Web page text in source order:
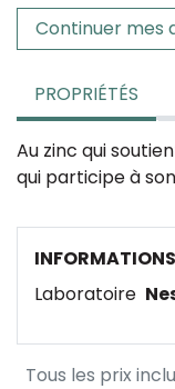
Continuer mes
PROPRIÉTÉS
Au zinc qui
qui participe à
INFORMATIONS
Laboratoire
Tous les prix